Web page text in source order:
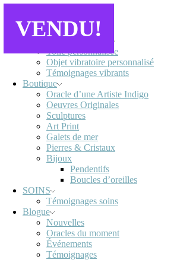
Accueil
Toile personnalisée
Objet vibratoire personnalisé
Témoignages vibrants
Boutique
Oracle d’une Artiste Indigo
Oeuvres Originales
Sculptures
Art Print
Galets de mer
Pierres & Cristaux
Bijoux
Pendentifs
Boucles d’oreilles
SOINS
Témoignages soins
Blogue
Nouvelles
Oracles du moment
Événements
Témoignages
VENDU!